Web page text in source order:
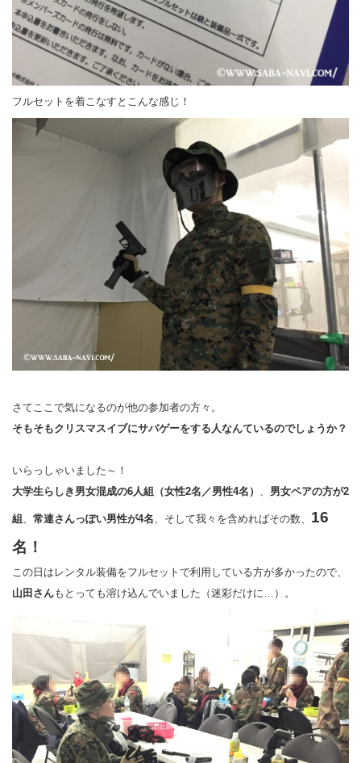
フルセットを着こなすとこんな感じ！
さてここで気になるのが他の参加者の方々。
そもそもクリスマスイブにサバゲーをする人なんているのでしょうか？
いらっしゃいました～！
大学生らしき男女混成の6人組（女性2名／男性4名） 、 男女ペアの方が2
組 、 常連さんっぽい男性が4名、そして我々を含めればその数、 16
名！
この日はレンタル装備をフルセットで利用している方が多かったので、
山田さんもとっても溶け込んでいました（迷彩だけに…）。